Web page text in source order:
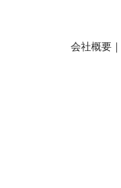
会社概要｜